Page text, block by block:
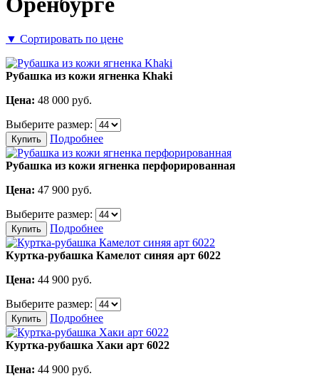
▼ Сортировать по цене
Рубашка из кожи ягненка Khaki
Цена: 48 000 руб.
Выберите размер:
Купить Подробнее
Рубашка из кожи ягненка перфорированная
Цена: 47 900 руб.
Выберите размер:
Купить Подробнее
Куртка-рубашка Камелот синяя арт 6022
Цена: 44 900 руб.
Выберите размер:
Купить Подробнее
Куртка-рубашка Хаки арт 6022
Цена: 44 900 руб.